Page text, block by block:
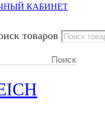
КАБИНЕТ
товаров